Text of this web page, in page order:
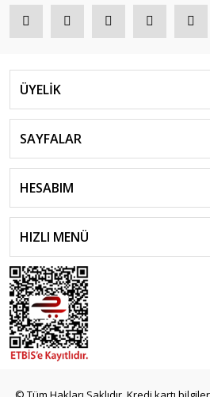
ÜYELİK
SAYFALAR
HESABIM
HIZLI MENÜ